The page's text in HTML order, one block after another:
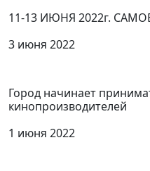
11-13 ИЮНЯ 2022г.
3 июня 2022
Город начинает
кинопроизводителей
1 июня 2022